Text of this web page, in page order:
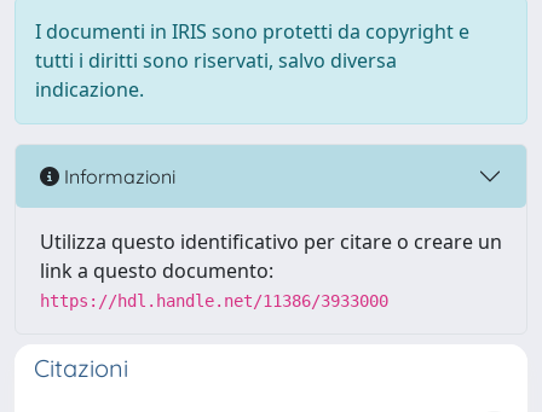
I documenti in IRIS sono protetti da copyright e
tutti i diritti sono riservati, salvo diversa
indicazione.
Informazioni
Utilizza questo identificativo per citare o creare un
link a questo documento:
https://hdl.handle.net/11386/3933000
Citazioni